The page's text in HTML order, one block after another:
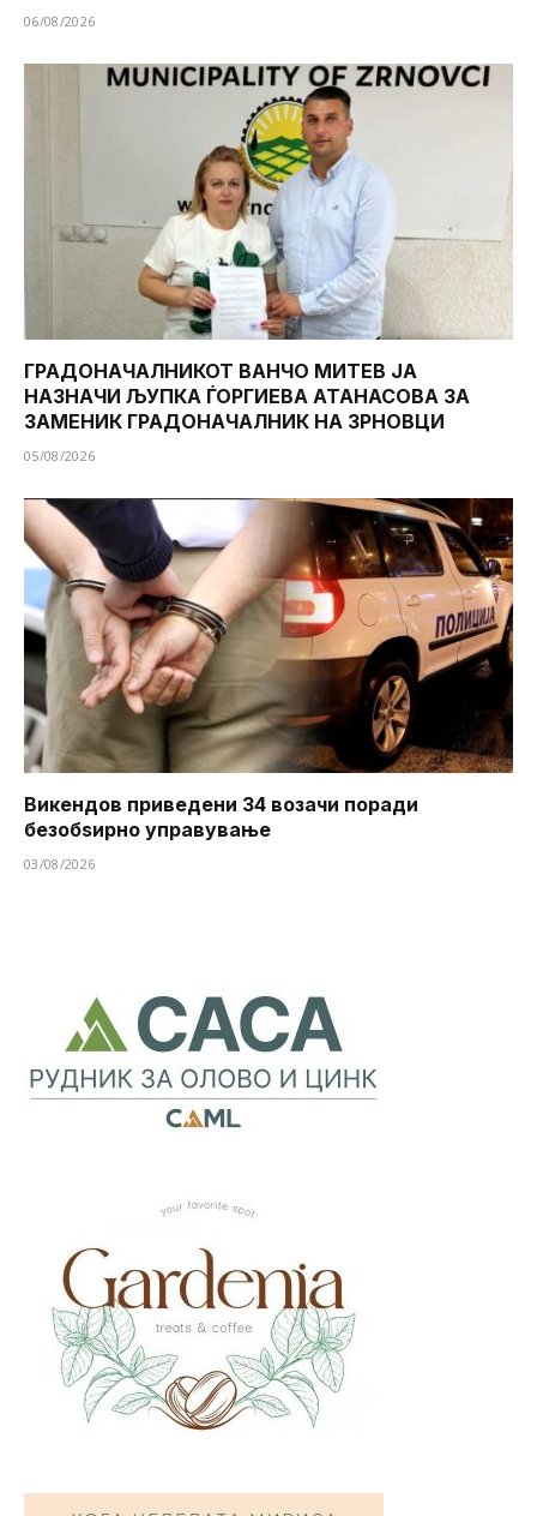
06/08/2026
ГРАДОНАЧАЛНИКОТ ВАНЧО МИТЕВ ЈА
НАЗНАЧИ ЉУПКА ЃОРГИЕВА АТАНАСОВА ЗА
ЗАМЕНИК ГРАДОНАЧАЛНИК НА ЗРНОВЦИ
05/08/2026
Викендов приведени 34 возачи поради
безобѕирно управување
03/08/2026